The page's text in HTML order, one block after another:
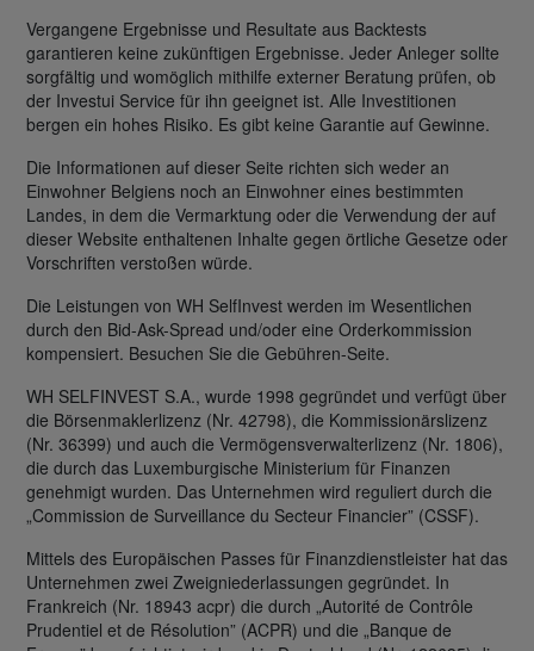
Vergangene Ergebnisse und Resultate aus Backtests
garantieren keine zukünftigen Ergebnisse. Jeder Anleger sollte
sorgfältig und womöglich mithilfe externer Beratung prüfen, ob
der Investui Service für ihn geeignet ist. Alle Investitionen
bergen ein hohes Risiko. Es gibt keine Garantie auf Gewinne.
Die Informationen auf dieser Seite richten sich weder an
Einwohner Belgiens noch an Einwohner eines bestimmten
Landes, in dem die Vermarktung oder die Verwendung der auf
dieser Website enthaltenen Inhalte gegen örtliche Gesetze oder
Vorschriften verstoßen würde.
Die Leistungen von WH SelfInvest werden im Wesentlichen
durch den Bid-Ask-Spread und/oder eine Orderkommission
kompensiert. Besuchen Sie die Gebühren-Seite.
WH SELFINVEST S.A., wurde 1998 gegründet und verfügt über
die Börsenmaklerlizenz (Nr. 42798), die Kommissionärslizenz
(Nr. 36399) und auch die Vermögensverwalterlizenz (Nr. 1806),
die durch das Luxemburgische Ministerium für Finanzen
genehmigt wurden. Das Unternehmen wird reguliert durch die
„Commission de Surveillance du Secteur Financier” (CSSF).
Mittels des Europäischen Passes für Finanzdienstleister hat das
Unternehmen zwei Zweigniederlassungen gegründet. In
Frankreich (Nr. 18943 acpr) die durch „Autorité de Contrôle
Prudentiel et de Résolution” (ACPR) und die „Banque de